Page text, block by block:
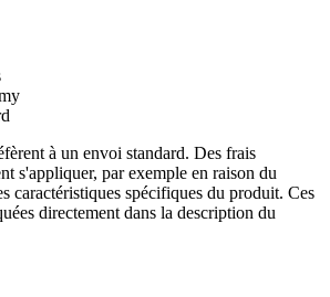
à un envoi standard. Des frais
s'appliquer, par exemple en raison du
caractéristiques spécifiques du produit. Ces
directement dans la description du